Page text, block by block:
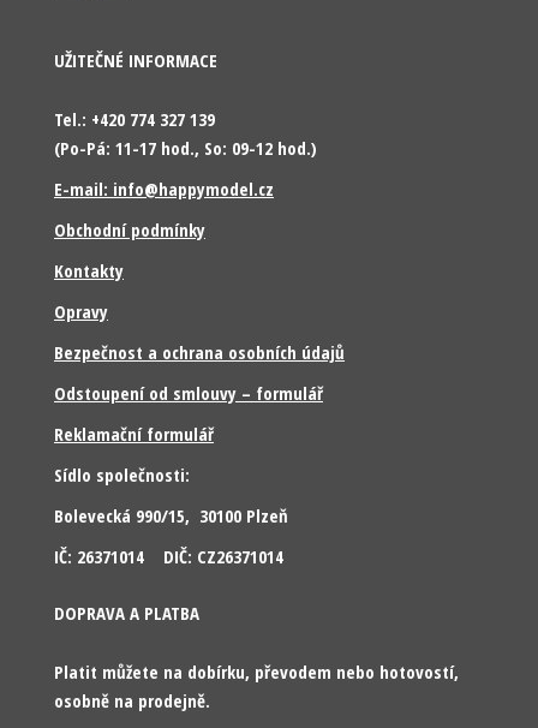
UŽITEČNÉ INFORMACE
Tel.: +420 774 327 139
(Po-Pá: 11-17 hod., So: 09-12 hod.)
E-mail: info@happymodel.cz
Obchodní podmínky
Kontakty
Opravy
Bezpečnost a ochrana osobních údajů
Odstoupení od smlouvy – formulář
Reklamační formulář
Sídlo společnosti:
Bolevecká 990/15, 30100 Plzeň
IČ: 26371014 DIČ: CZ26371014
DOPRAVA A PLATBA
Platit můžete na dobírku, převodem nebo hotovostí,
osobně na prodejně.